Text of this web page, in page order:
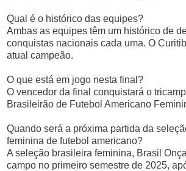
Qual é o histórico das equipes?
Ambas as equipes têm um histórico de
conquistas nacionais cada uma. O
atual campeão.
O que está em jogo nesta final?
O vencedor da final conquistará o
Brasileirão de Futebol Americano
Quando será a próxima partida da
feminina de futebol americano?
A seleção brasileira feminina, Brasil
campo no primeiro semestre de 2025,